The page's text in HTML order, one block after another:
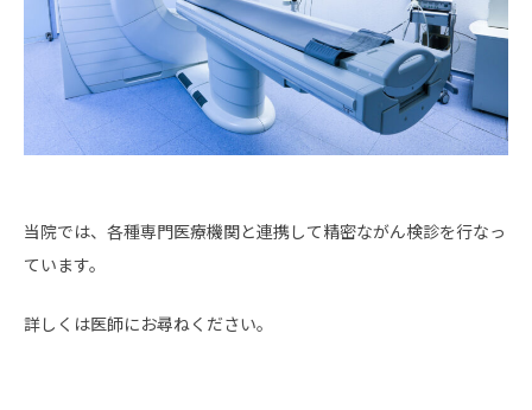
当院では、各種専門医療機関と連携して精密ながん検診を行なっ
ています。
詳しくは医師にお尋ねください。